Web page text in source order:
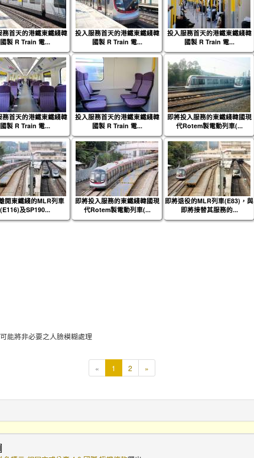
務首天的港鐵東鐵綫韓
國製 R Train 電...
投入服務首天的港鐵東鐵綫韓
國製 R Train 電...
投入服務首天的港鐵東鐵綫韓
國製 R Train 電...
務首天的港鐵東鐵綫韓
國製 R Train 電...
投入服務首天的港鐵東鐵綫韓
國製 R Train 電...
即將投入服務的東鐵綫韓國現
代Rotem製電動列車(...
開東鐵綫的MLR列車
(E116)及SP190...
即將投入服務的東鐵綫韓國現
代Rotem製電動列車(...
即將退役的MLR列車(E83)，與
即將接替其服務的...
能將非必要之人臉模糊處理
« 1
頁
2 »